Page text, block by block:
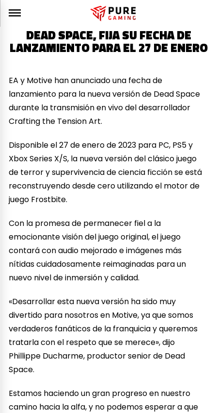
DEAD SPACE, FIJA SU FECHA DE
LANZAMIENTO PARA EL 27 DE ENERO
EA y Motive han anunciado una fecha de
lanzamiento para la nueva versión de Dead Space
durante la transmisión en vivo del desarrollador
Crafting the Tension Art.
Disponible el 27 de enero de 2023 para PC, PS5 y
Xbox Series X/S, la nueva versión del clásico juego
de terror y supervivencia de ciencia ficción se está
reconstruyendo desde cero utilizando el motor de
juego Frostbite.
Con la promesa de permanecer fiel a la
emocionante visión del juego original, el juego
contará con audio mejorado e imágenes más
nítidas cuidadosamente reimaginadas para un
nuevo nivel de inmersión y calidad.
«Desarrollar esta nueva versión ha sido muy
divertido para nosotros en Motive, ya que somos
verdaderos fanáticos de la franquicia y queremos
tratarla con el respeto que se merece», dijo
Phillippe Ducharme, productor senior de Dead
Space.
Estamos haciendo un gran progreso en nuestro
camino hacia la alfa, y no podemos esperar a que